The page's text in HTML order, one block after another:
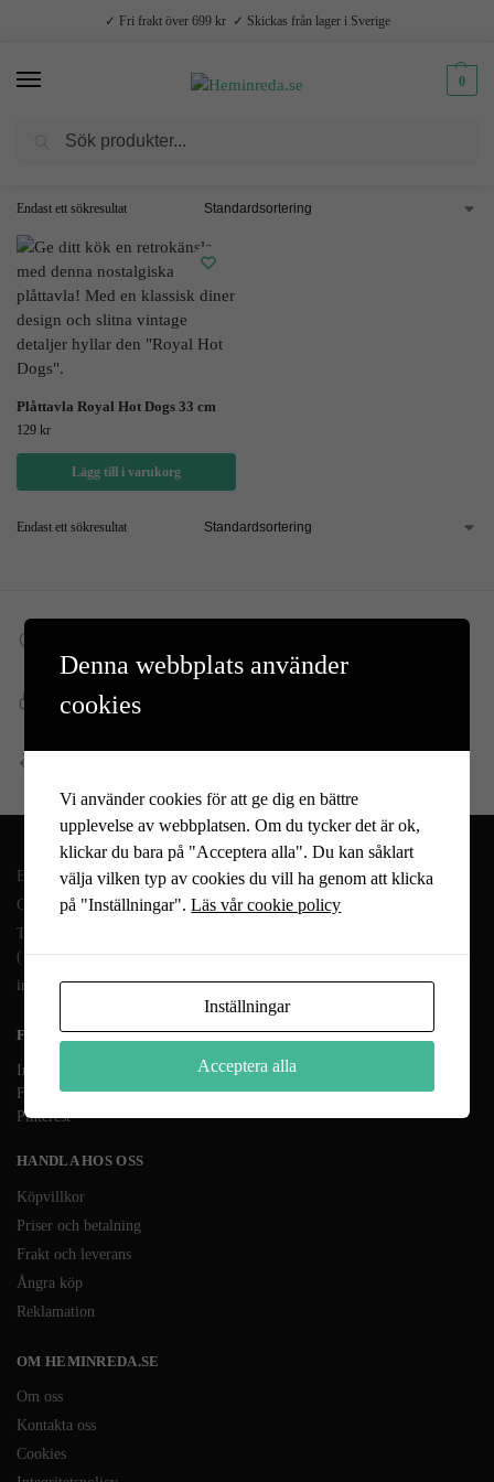
✓ Fri frakt över 699 kr ✓ Skickas från lager i Sverige
0
Produkter märkta ”Hot Dogs”
Endast ett sökresultat
Plåttavla Royal Hot Dogs 33 cm
129 kr
Lägg till i varukorg
Endast ett sökresultat
Vid köp över 699 kr
Snabb, enkel och säker betalning
Betala allt direkt eller lite i taget med Walley
Enkel retur
En del av Novodesign AB
Org.nr. 556790-1235
Tel.
(10-17 mån-fre)
info@heminreda.se
FÖLJ OSS
Instagram
Facebook
Pinterest
HANDLA HOS OSS
Köpvillkor
Priser och betalning
Frakt och leverans
Ångra köp
Reklamation
OM HEMINREDA.SE
Om oss
Kontakta oss
Cookies
Denna webbplats använder
cookies
Vi använder cookies för att ge dig en bättre
upplevelse av webbplatsen. Om du tycker det är ok,
klickar du bara på "Acceptera alla". Du kan såklart
välja vilken typ av cookies du vill ha genom att klicka
på "Inställningar".Läs vår cookie policy
Inställningar
Acceptera alla